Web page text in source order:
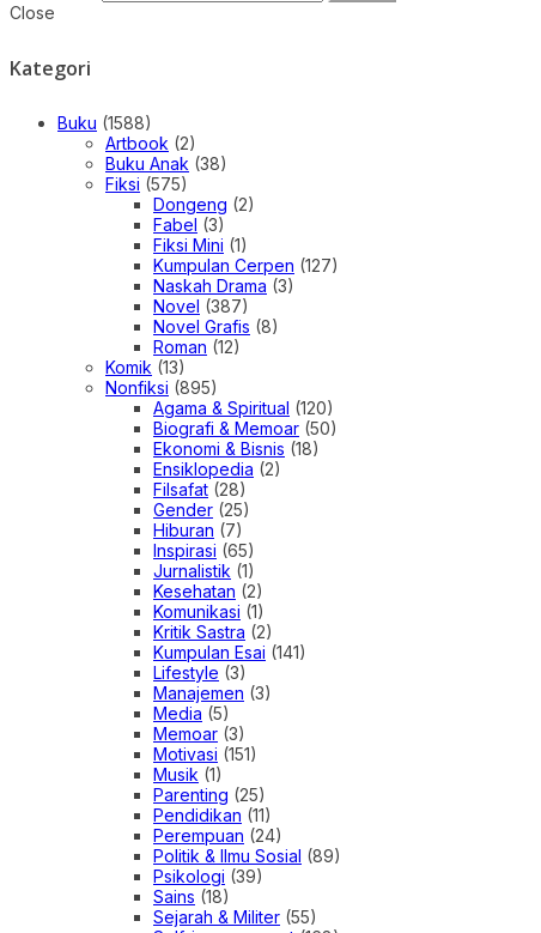
Close
Kategori
Buku (1588)
Artbook (2)
Buku Anak (38)
Fiksi (575)
Dongeng (2)
Fabel (3)
Fiksi Mini (1)
Kumpulan Cerpen (127)
Naskah Drama (3)
Novel (387)
Novel Grafis (8)
Roman (12)
Komik (13)
Nonfiksi (895)
Agama & Spiritual (120)
Biografi & Memoar (50)
Ekonomi & Bisnis (18)
Ensiklopedia (2)
Filsafat (28)
Gender (25)
Hiburan (7)
Inspirasi (65)
Jurnalistik (1)
Kesehatan (2)
Komunikasi (1)
Kritik Sastra (2)
Kumpulan Esai (141)
Lifestyle (3)
Manajemen (3)
Media (5)
Memoar (3)
Motivasi (151)
Musik (1)
Parenting (25)
Pendidikan (11)
Perempuan (24)
Politik & Ilmu Sosial (89)
Psikologi (39)
Sains (18)
Sejarah & Militer (55)